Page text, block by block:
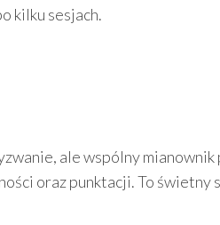
kilku sesjach.
ale wspólny
oraz punktacji. To